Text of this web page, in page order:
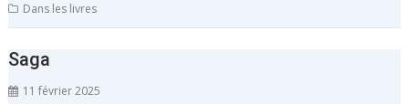
Dans les livres
Saga
11 février 2025